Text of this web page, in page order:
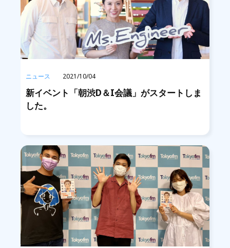
ニュース 2021/10/04
新イベント「朝渋D＆I会議」がスタートしま
した。